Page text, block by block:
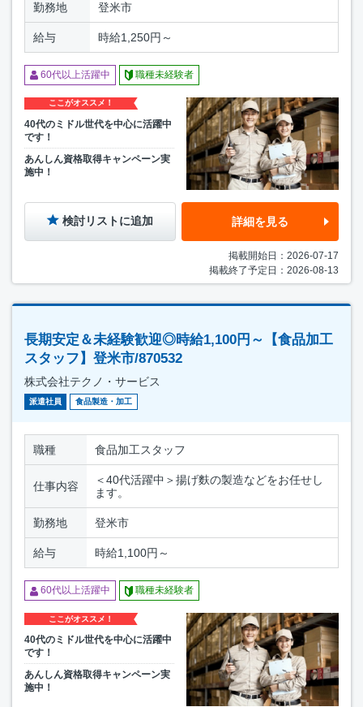
勤務地 登米市
給与 時給1,250円～
60代以上活躍中 職種未経験者
ここがオススメ！
40代のミドル世代を中心に活躍中
です！
あんしん資格取得キャンペーン実
施中！
検討リストに追加 詳細を見る
掲載開始日：2026-07-17
掲載終了予定日：2026-08-13
長期安定＆未経験歓迎◎時給1,100円～【食品加工
スタッフ】登米市/870532
株式会社テクノ・サービス
派遣社員 食品製造・加工
職種 食品加工スタッフ
仕事内容
＜40代活躍中＞揚げ麩の製造などをお任せし
ます。
勤務地 登米市
給与 時給1,100円～
60代以上活躍中 職種未経験者
ここがオススメ！
40代のミドル世代を中心に活躍中
です！
あんしん資格取得キャンペーン実
施中！